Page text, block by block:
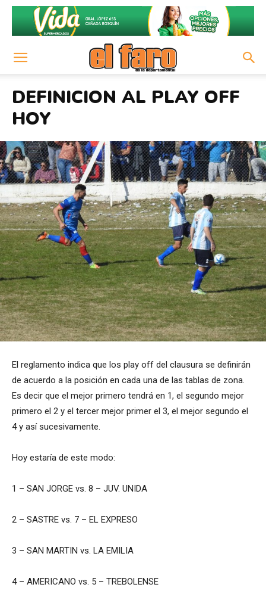
DEFINICION AL PLAY OFF
HOY
El reglamento indica que los play off del clausura se definirán
de acuerdo a la posición en cada una de las tablas de zona.
Es decir que el mejor primero tendrá en 1, el segundo mejor
primero el 2 y el tercer mejor primer el 3, el mejor segundo el
4 y así sucesivamente.
Hoy estaría de este modo:
1 – SAN JORGE vs. 8 – JUV. UNIDA
2 – SASTRE vs. 7 – EL EXPRESO
3 – SAN MARTIN vs. LA EMILIA
4 – AMERICANO vs. 5 – TREBOLENSE